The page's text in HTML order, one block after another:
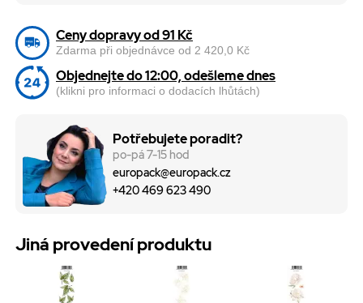
Ceny dopravy od 91 Kč
Zdarma při objednávce od 2 420,0 Kč
Objednejte do 12:00, odešleme dnes
(klikni pro informaci o dodacích lhůtách)
Potřebujete poradit?
po-pá 7-15 hod
europack@europack.cz
+420 469 623 490
Jiná provedení produktu